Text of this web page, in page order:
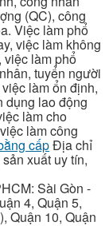
(QC), công
Việc làm phổ
việc làm không
việc làm phổ
tuyển người
làm ổn định,
dụng lao động
làm cho
làm công
cấpĐịa chỉ
xuất uy tín,
Sài Gòn -
4, Quận 5,
Quận 10, Quận